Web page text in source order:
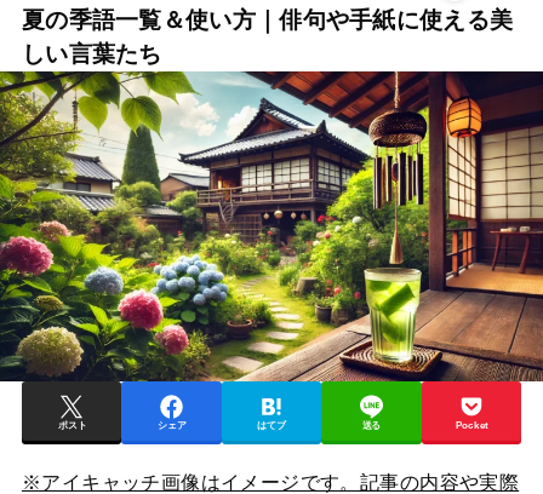
夏の季語一覧＆使い方｜俳句や手紙に使える美
しい言葉たち
ポスト シェア はてブ 送る Pocket
※アイキャッチ画像はイメージです。記事の内容や実際